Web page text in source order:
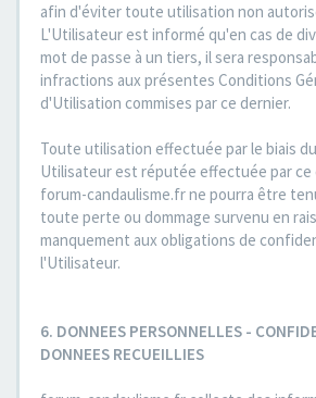
afin d'éviter toute utilisation non
L'Utilisateur est informé qu'en cas de
mot de passe à un tiers, il sera
infractions aux présentes Conditions
d'Utilisation commises par ce dernier.
Toute utilisation effectuée par le biais
Utilisateur est réputée effectuée par ce
forum-candaulisme.fr ne pourra être
toute perte ou dommage survenu en
manquement aux obligations de
l'Utilisateur.
6. DONNEES PERSONNELLES -
DONNEES RECUEILLIES